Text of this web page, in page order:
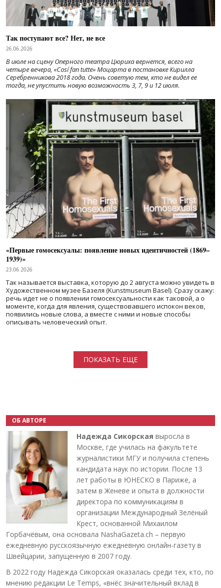
Так поступают все? Нет, не все
26.06.2026
В июле на сцену Оперного театра Цюриха вернется, всего на
четыре вечера, «Cosí fan tutte» Моцарта в постановке Кирилла
Серебренникова 2018 года. Очень советую тем, кто не видел ее
тогда, не упустить новую возможность 3, 7, 9 и 12 июля.
«Первые гомосексуалы: появление новых идентичностей (1869–
1939)»
23.06.2026
Так называется выставка, которую до 2 августа можно увидеть в
Художественном музее Базеля (Kunstmuseum Basel). Сразу скажу:
речь идет не о появлении гомосексуальности как таковой, а о
моменте, когда для явления, существовавшего испокон веков,
появились новые слова, а вместе с ними и новые способы
описывать человеческий опыт.
ПОКАЗАТЬ ЕЩЕ
ОБ АВТОРЕ
Надежда Сикорская выросла в
Москве, где училась на факультете
журналистики МГУ и получила степень
кандидата наук по истории. После 13
лет работы в ЮНЕСКО в Париже, а
затем в Женеве и опыта в должности
директора по коммуникациям в
организации Международный Зелёный
Крест, основанной Михаилом
Горбачёвым, она основала NashaGazeta.ch – первую
ежедневную русскоязычную ежедневную онлайн-газету в
Швейцарии, запущенную в 2007 году.
В 2022 году Надежда Сикорская оказалась среди тех, кто, по
мнению редакции Le Temps, «внёс значительный вклад в